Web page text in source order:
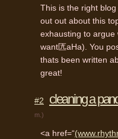
This is the right
out out about this
exhausting to argue
want匟aHa). You
thats been written
great!
#2 cleaning a
m.)
<a href=“